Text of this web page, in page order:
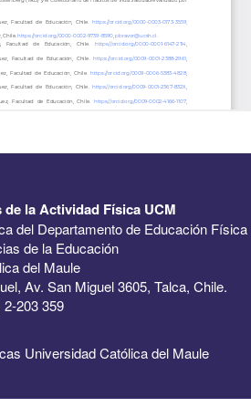
la Actividad Física UCM
del Departamento de Educación Física
de la Educación
del Maule
Av. San Miguel 3605, Talca, Chile.
2-203 359
Universidad Católica del Maule